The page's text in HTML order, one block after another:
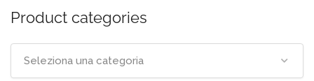
Product categories
Seleziona una categoria